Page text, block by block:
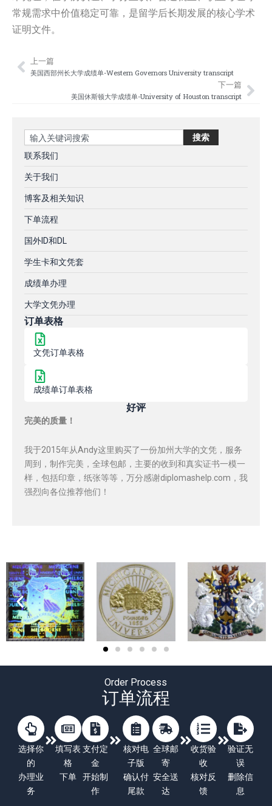
常规需求中价值稳定可靠，是留学后长期发展的核心学术
证明文件。
Prev
上一篇
美国西部州长大学成绩单-Western Governors University transcript
下一篇
美国休斯顿大学成绩单-University of Houston transcript
Search 搜索
联系我们
关于我们
博客及相关知识
下单流程
国外ID和DL
学生卡和文凭套
成绩单办理
大学文凭办理
订单表格
文凭订单表格
成绩单订单表格
好评
完美的质量！
我于2015年从Andy这里购买了一份加州大学的文凭，服务
周到，制作完美，全球包邮，主要的收到和真实证书一模一
样，包括印章，纸张等等，万分感谢diplomashelp.com，我
强烈向各位推荐他们！
Order Process
订单流程
选择你
的
办理业
务
填写表
格
下单
支付定
金
开始制
作
核对电
子版
确认付
尾款
全球邮
寄
安全送
达
收货验
收
核对反
馈
验证无
误
删除信
息